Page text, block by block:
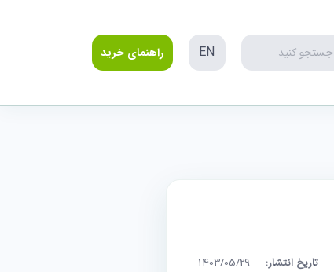
جستجو کنید EN راهنمای خرید
تاریخ انتشار: